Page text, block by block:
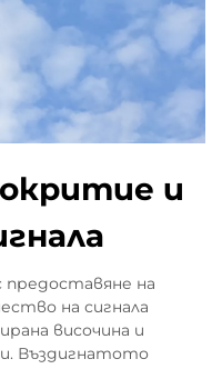
и
на
на сигнала
височина и
Въздигнатото